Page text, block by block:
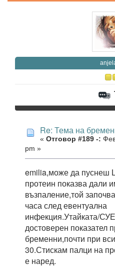
Re: Тема на
« Отговор #189 -:
pm »
emilia,може да пуснеш
протеин показва дали
възпаление,той
часа след евентуална
инфекция.Утайката/
достоверен показател
бременни,почти при
30.Стискам палци на
е наред.